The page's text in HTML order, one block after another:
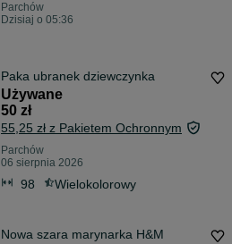
Parchów
Dzisiaj o 05:36
Paka ubranek dziewczynka
Używane
50 zł
55,25 zł z Pakietem Ochronnym
Parchów
06 sierpnia 2026
98 Wielokolorowy
Nowa szara marynarka H&M